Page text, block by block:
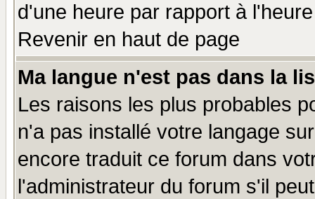
d'une heure par rapport à
Revenir en haut de page
Ma langue n'est pas dans la
Les raisons les plus probables
n'a pas installé votre langage
encore traduit ce forum dans
l'administrateur du forum s'il